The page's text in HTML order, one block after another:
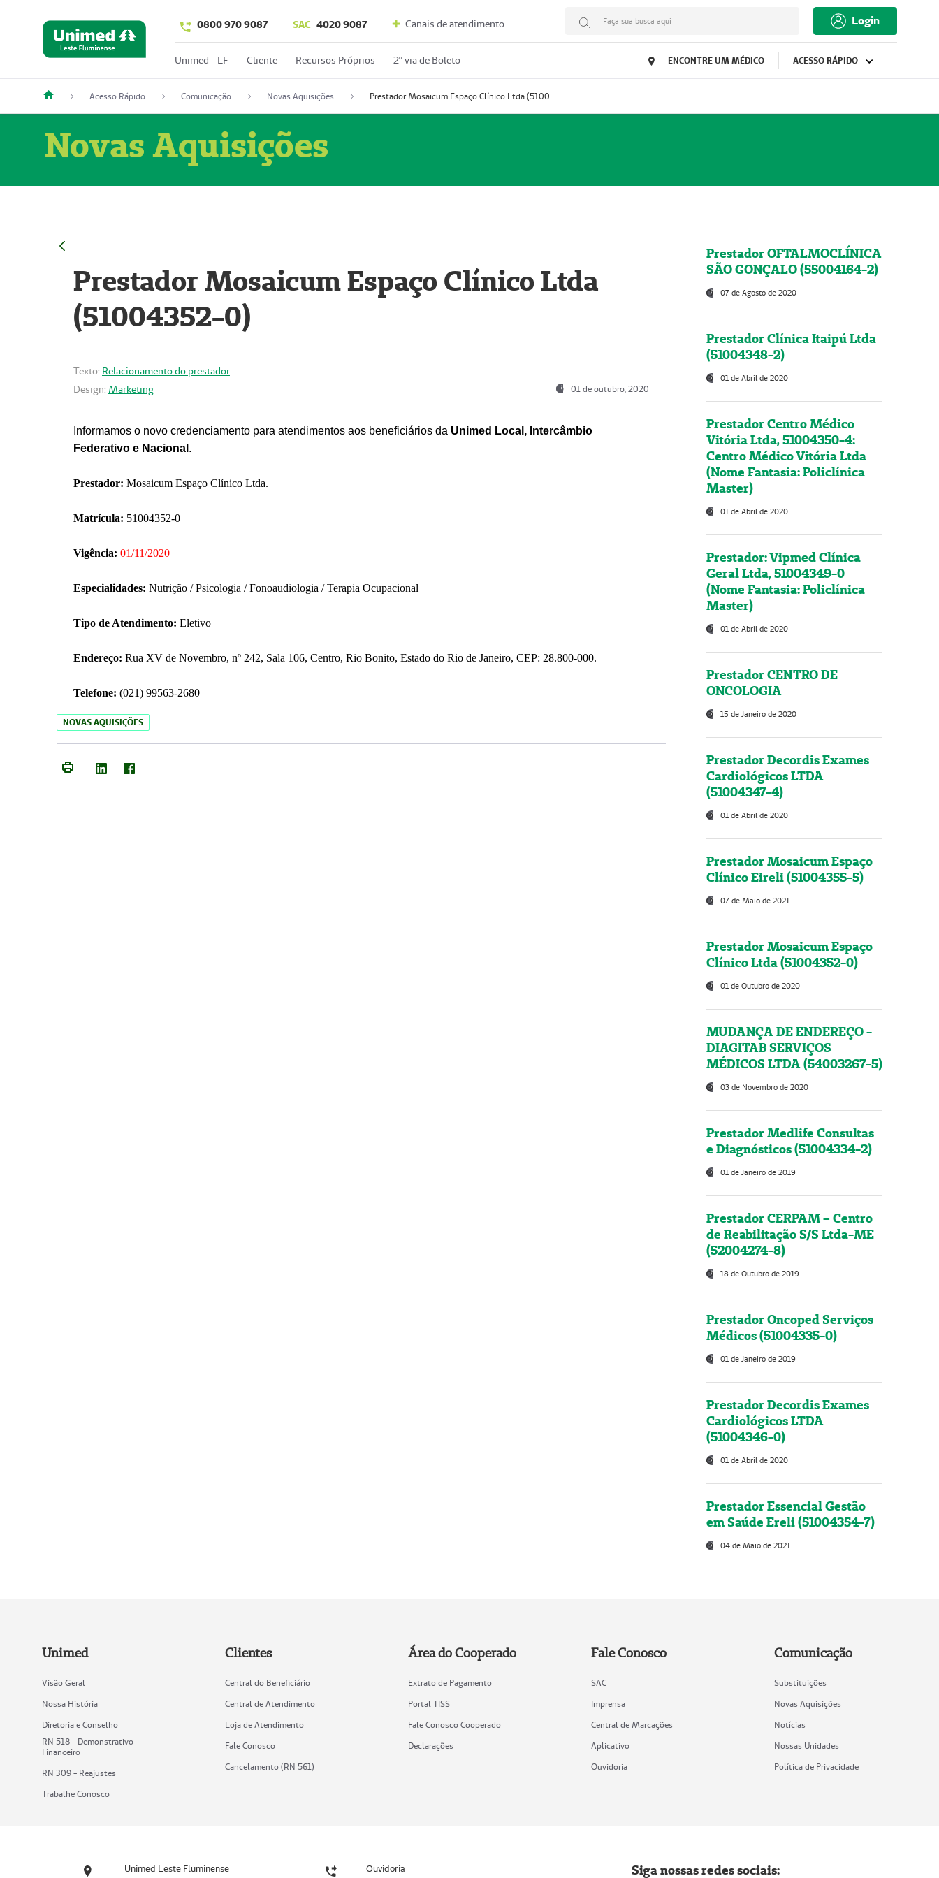
0800 970 9087 SAC 4020 9087 Canais de atendimento Faça sua busca aqui Login
Unimed - LF Cliente Recursos Próprios 2º via de Boleto ENCONTRE UM MÉDICO ACESSO RÁPIDO
Acesso Rápido Comunicação Novas Aquisições Prestador Mosaicum Espaço Clínico Ltda (51004352-0)
Novas Aquisições
Prestador Mosaicum Espaço Clínico Ltda
(51004352-0)
Texto: Relacionamento do prestador
Design: Marketing 01 de outubro, 2020
Informamos o novo credenciamento para atendimentos aos beneficiários da Unimed Local, Intercâmbio
Federativo e Nacional .
Prestador: Mosaicum Espaço Clínico Ltda.
Matrícula: 51004352-0
Vigência: 01/11/2020
Especialidades: Nutrição / Psicologia / Fonoaudiologia / Terapia Ocupacional
Tipo de Atendimento: Eletivo
Endereço: Rua XV de Novembro, nº 242, Sala 106, Centro, Rio Bonito, Estado do Rio de Janeiro, CEP: 28.800-000.
Telefone: (021) 99563-2680
NOVAS AQUISIÇÕES
Prestador OFTALMOCLÍNICA
SÃO GONÇALO (55004164-2)
07 de Agosto de 2020
Prestador Clínica Itaipú Ltda
(51004348-2)
01 de Abril de 2020
Prestador Centro Médico
Vitória Ltda, 51004350-4:
Centro Médico Vitória Ltda
(Nome Fantasia: Policlínica
Master)
01 de Abril de 2020
Prestador: Vipmed Clínica
Geral Ltda, 51004349-0
(Nome Fantasia: Policlínica
Master)
01 de Abril de 2020
Prestador CENTRO DE
ONCOLOGIA
15 de Janeiro de 2020
Prestador Decordis Exames
Cardiológicos LTDA
(51004347-4)
01 de Abril de 2020
Prestador Mosaicum Espaço
Clínico Eireli (51004355-5)
07 de Maio de 2021
Prestador Mosaicum Espaço
Clínico Ltda (51004352-0)
01 de Outubro de 2020
MUDANÇA DE ENDEREÇO -
DIAGITAB SERVIÇOS
MÉDICOS LTDA (54003267-5)
03 de Novembro de 2020
Prestador Medlife Consultas
e Diagnósticos (51004334-2)
01 de Janeiro de 2019
Prestador CERPAM – Centro
de Reabilitação S/S Ltda-ME
(52004274-8)
18 de Outubro de 2019
Prestador Oncoped Serviços
Médicos (51004335-0)
01 de Janeiro de 2019
Prestador Decordis Exames
Cardiológicos LTDA
(51004346-0)
01 de Abril de 2020
Prestador Essencial Gestão
em Saúde Ereli (51004354-7)
04 de Maio de 2021
Unimed
Visão Geral
Nossa História
Diretoria e Conselho
RN 518 - Demonstrativo
Financeiro
RN 309 - Reajustes
Trabalhe Conosco
Clientes
Central do Beneficiário
Central de Atendimento
Loja de Atendimento
Fale Conosco
Cancelamento (RN 561)
Área do Cooperado
Extrato de Pagamento
Portal TISS
Fale Conosco Cooperado
Declarações
Fale Conosco
SAC
Imprensa
Central de Marcações
Aplicativo
Ouvidoria
Comunicação
Substituições
Novas Aquisições
Notícias
Nossas Unidades
Política de Privacidade
Unimed Leste Fluminense Ouvidoria Siga nossas redes sociais: